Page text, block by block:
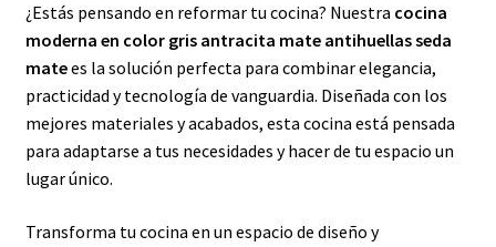
¿Estás pensando en reformar tu cocina? Nuestra cocina
moderna en color gris antracita mate antihuellas seda
matees la solución perfecta para combinar elegancia,
practicidad y tecnología de vanguardia. Diseñada con los
mejores materiales y acabados, esta cocina está pensada
para adaptarse a tus necesidades y hacer de tu espacio un
lugar único.
Transforma tu cocina en un espacio de diseño y